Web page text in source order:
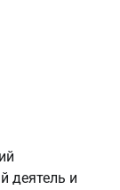
деятель и